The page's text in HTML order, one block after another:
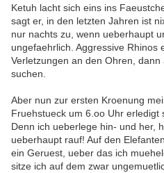
Ketuh lacht sich eins ins
sagt er, in den letzten Jahren ist
nur nachts zu, wenn ueberhaupt
ungefaehrlich. Aggressive Rhinos
Verletzungen an den Ohren,
suchen.
Aber nun zur ersten Kroenung
Fruehstueck um 6.oo Uhr erledigt
Denn ich ueberlege hin- und her,
ueberhaupt rauf! Auf den
ein Geruest, ueber das ich
sitze ich auf dem zwar